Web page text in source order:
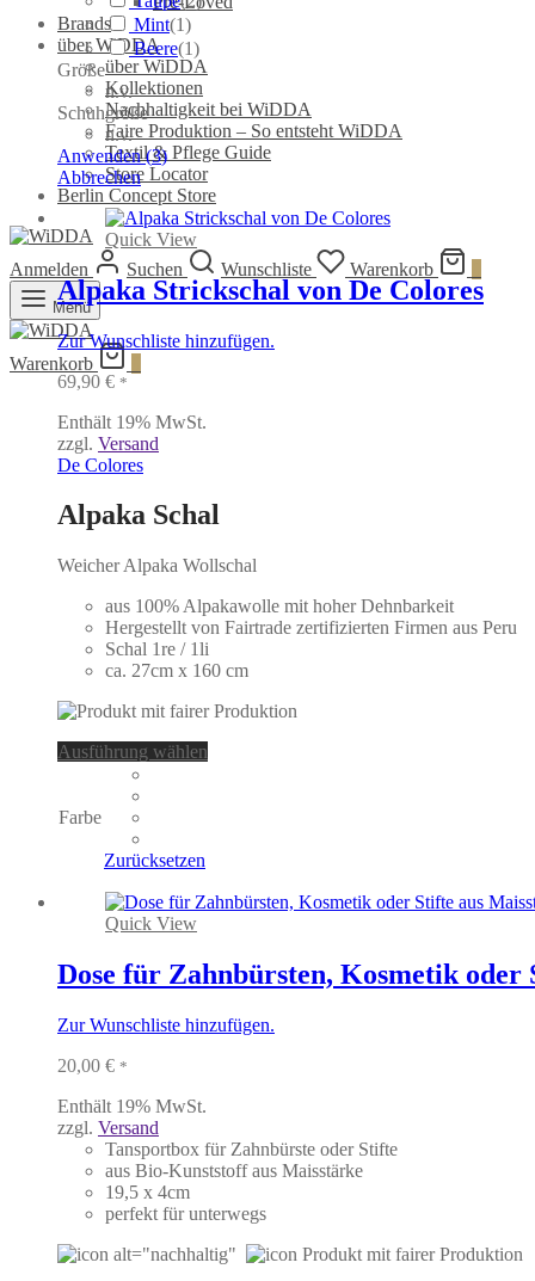
Brands
über WiDDA
über WiDDA
Kollektionen
Nachhaltigkeit bei WiDDA
Faire Produktion – So entsteht WiDDA
Textil & Pflege Guide
Store Locator
Berlin Concept Store
Anmelden Suchen Wunschliste Warenkorb
Menü
Warenkorb
Mint(1)
Beere(1)
Größe
n.v.
Schuhgröße
n.v.
Anwenden(3)
Abbrechen
Quick View
Alpaka Strickschal von De Colores
Zur Wunschliste hinzufügen.
69,90 € *
Enthält 19% MwSt.
zzgl. Versand
De Colores
Alpaka Schal
Weicher Alpaka Wollschal
aus 100% Alpakawolle mit hoher Dehnbarkeit
Hergestellt von Fairtrade zertifizierten Firmen aus Peru
Schal 1re / 1li
ca. 27cm x 160 cm
Ausführung wählen
Optionen
der
Produktseite
werden
Farbe
Zurücksetzen
Quick View
Dose für Zahnbürsten, Kosmetik oder
Zur Wunschliste hinzufügen.
20,00 € *
Enthält 19% MwSt.
zzgl. Versand
Tansportbox für Zahnbürste oder Stifte
aus Bio-Kunststoff aus Maisstärke
19,5 x 4cm
perfekt für unterwegs